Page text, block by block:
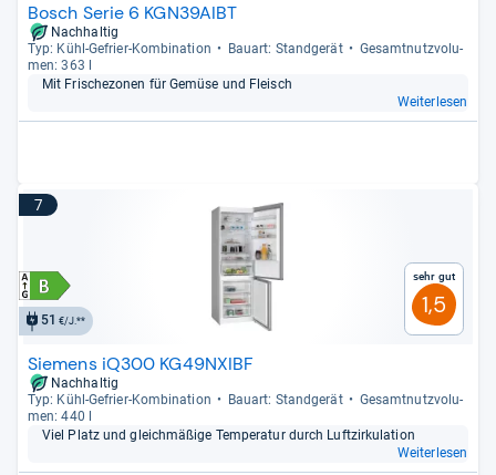
Bosch Serie 6 KGN39AIBT
Nachhaltig
Typ: Kühl-​Gefrier-​Kom­bi­na­tion
Bau­art: Stand­ge­rät
Gesamt­nutz­vo­lu­
men: 363 l
Mit Fri­sche­zo­nen für Gemüse und Fleisch
Weiterlesen
7
51 €/J.**
Sehr gut
1,5
Siemens iQ300 KG49NXIBF
Nachhaltig
Typ: Kühl-​Gefrier-​Kom­bi­na­tion
Bau­art: Stand­ge­rät
Gesamt­nutz­vo­lu­
men: 440 l
Viel Platz und gleich­mä­ßige Tem­pe­ra­tur durch Luft­zir­ku­la­tion
Weiterlesen